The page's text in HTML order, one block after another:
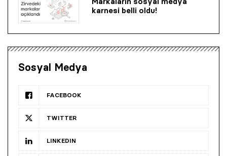
karnesi belli oldu!
Sosyal Medya
FACEBOOK
TWITTER
LINKEDIN